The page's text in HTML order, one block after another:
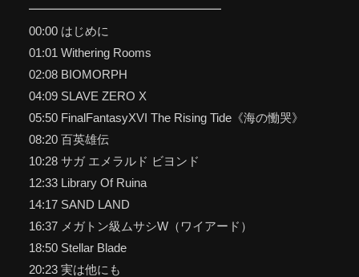
━━━━━━━━━━━━━━━━
00:00 はじめに
01:01 Withering Rooms
02:08 BIOMORPH
04:09 SLAVE ZERO X
05:50 FinalFantasyXVI The Rising Tide《海の慟哭》
08:20 百英雄伝
10:28 サガ エメラルド ビヨンド
12:33 Library Of Ruina
14:17 SAND LAND
16:37 メガトン級ムサシW（ワイアード）
18:50 Stellar Blade
20:23 実は他にも